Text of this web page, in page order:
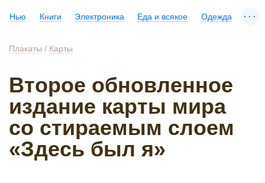
Нью Книги Электроника Еда и всякое Одежда ...
Плакаты / Карты
Второе обновленное
издание карты мира
со стираемым слоем
«Здесь был я»